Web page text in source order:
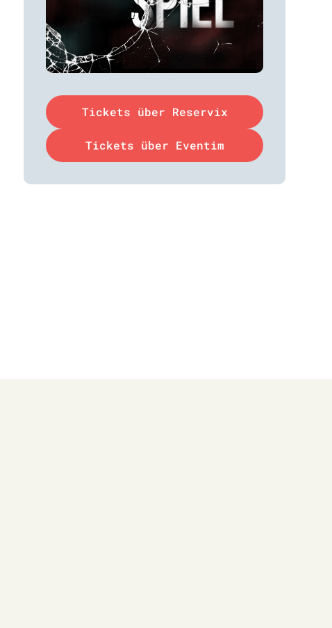
Tickets über Reservix
Tickets über Eventim